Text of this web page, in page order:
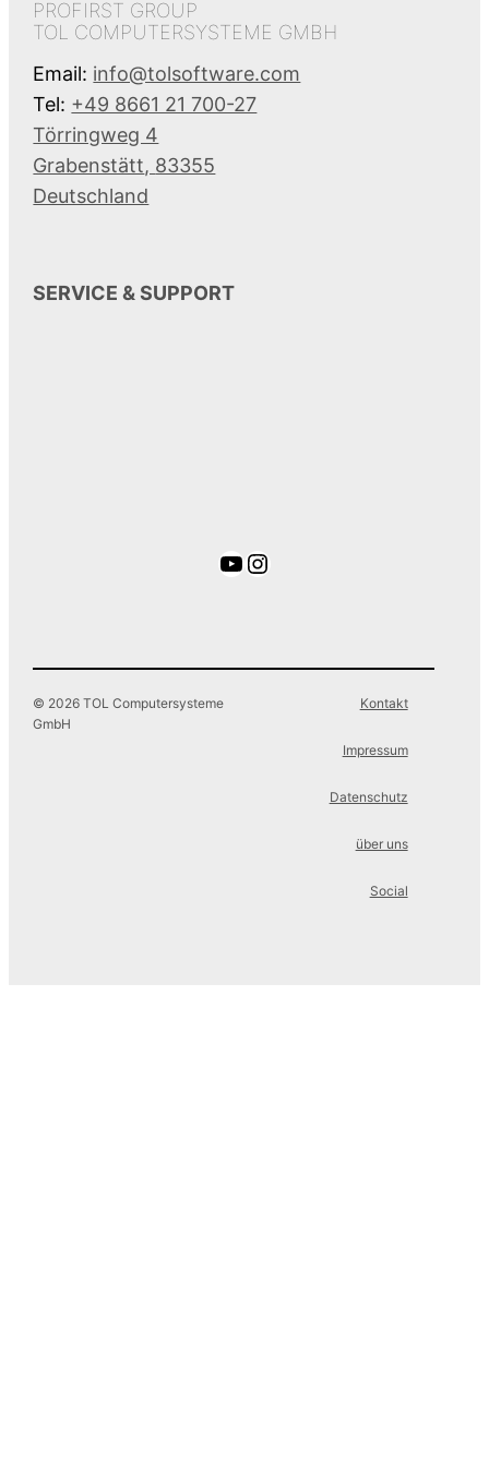
PROFIRST GROUP
TOL COMPUTERSYSTEME GMBH
Email: info@tolsoftware.com
Tel: +49 8661 21 700-27
Törringweg 4
Grabenstätt, 83355
Deutschland
SERVICE & SUPPORT
YouTube
Instagram
© 2026 TOL Computersysteme
GmbH
Kontakt
Impressum
Datenschutz
über uns
Social